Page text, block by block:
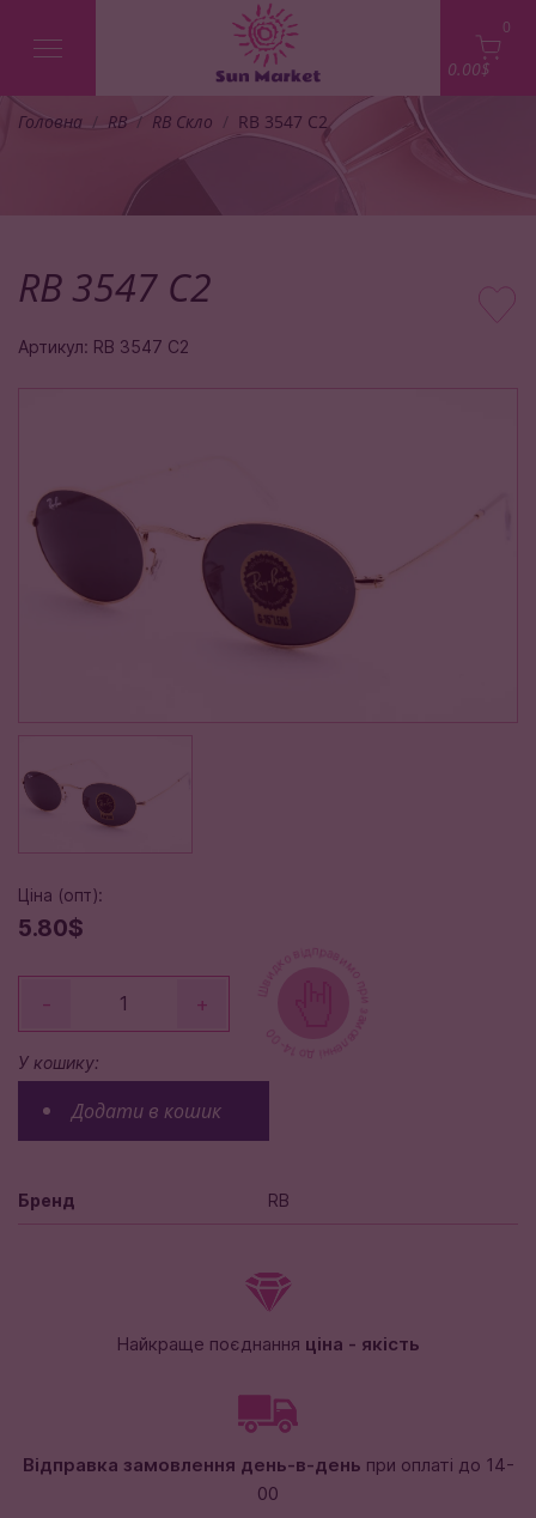
0
0.00$
Головна RB RB Скло RB 3547 C2
RB 3547 C2
Артикул: RB 3547 C2
Ціна (опт):
5.80$
- +
У кошику:
Додати в кошик
Швидко відправимо при замовленні до 14-00
Бренд RB
Найкраще поєднання ціна - якість
Відправка замовлення день-в-день при оплаті до 14-
00